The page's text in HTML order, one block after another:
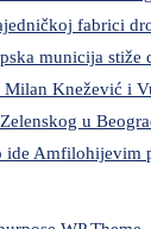
fabrici
municija stiže
Milan Knežević i
u
Amfilohijevim